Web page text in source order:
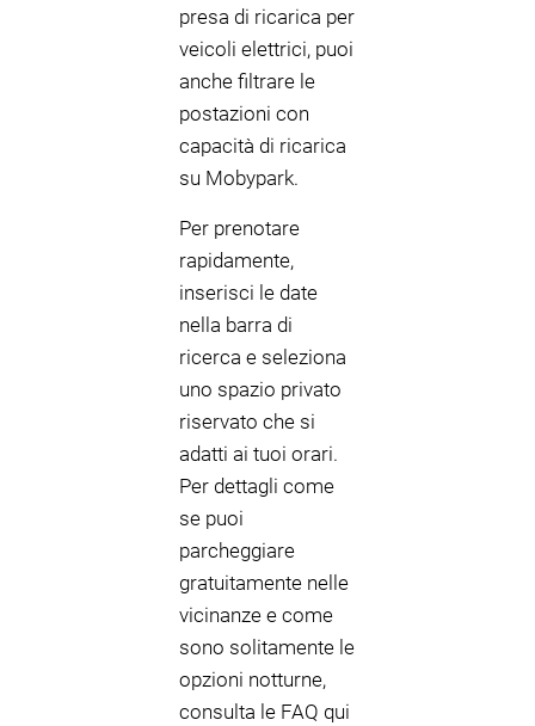
presa di ricarica per
veicoli elettrici, puoi
anche filtrare le
postazioni con
capacità di ricarica
su Mobypark.
Per prenotare
rapidamente,
inserisci le date
nella barra di
ricerca e seleziona
uno spazio privato
riservato che si
adatti ai tuoi orari.
Per dettagli come
se puoi
parcheggiare
gratuitamente nelle
vicinanze e come
sono solitamente le
opzioni notturne,
consulta le FAQ qui